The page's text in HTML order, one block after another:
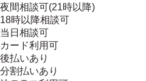
夜間相談可(21時以降)
18時以降相談可
当日相談可
カード利用可
後払いあり
分割払いあり